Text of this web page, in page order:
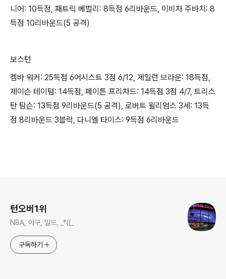
니어: 10득점, 패트릭 베벌리: 8득점 6리바운드, 이비차 주바치: 8
득점 10리바운드(5 공격)
보스턴
켐바 워커: 25득점 6어시스트 3점 6/12, 제일런 브라운: 18득점,
제이슨 테이텀: 14득점, 페이튼 프리차드: 14득점 3점 4/7, 트리스
탄 탐슨: 13득점 9리바운드(5 공격), 로버트 윌리엄스 3세: 13득
점 8리바운드 3블락, 다니엘 타이스: 9득점 6리바운드
턴오버1위
NBA, 야구, 일드, _*((_
구독하기